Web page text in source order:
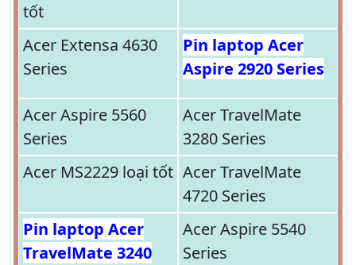
tốt
Acer Extensa 4630
Series
Pin laptop Acer
Aspire 2920 Series
Acer Aspire 5560
Series
Acer TravelMate
3280 Series
Acer MS2229 loại tốt Acer TravelMate
4720 Series
Pin laptop Acer
TravelMate 3240
Acer Aspire 5540
Series